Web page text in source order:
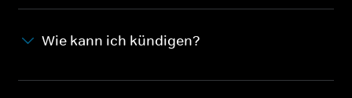
Wie kann ich kündigen?